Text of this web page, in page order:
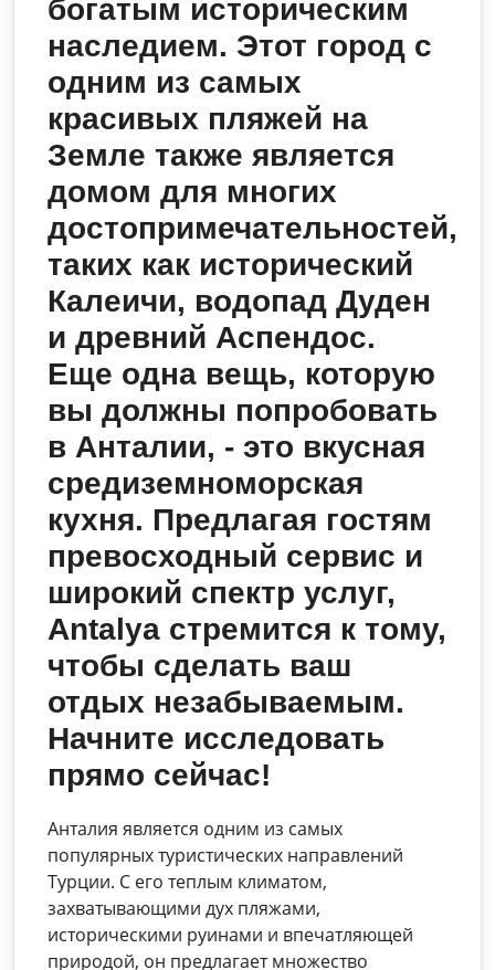
богатым историческим
наследием. Этот город с
одним из самых
красивых пляжей на
Земле также является
домом для многих
достопримечательностей,
таких как исторический
Калеичи, водопад Дуден
и древний Аспендос.
Еще одна вещь, которую
вы должны попробовать
в Анталии, - это вкусная
средиземноморская
кухня. Предлагая гостям
превосходный сервис и
широкий спектр услуг,
Antalya стремится к тому,
чтобы сделать ваш
отдых незабываемым.
Начните исследовать
прямо сейчас!
Анталия является одним из самых
популярных туристических направлений
Турции. С его теплым климатом,
захватывающими дух пляжами,
историческими руинами и впечатляющей
природой, он предлагает множество